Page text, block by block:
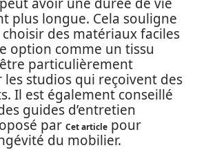
plus longue. Cela souligne
choisir des matériaux faciles
option comme un tissu
particulièrement
studios qui reçoivent des
Il est également conseillé
guides d’entretien
par Cet article pour
du mobilier.